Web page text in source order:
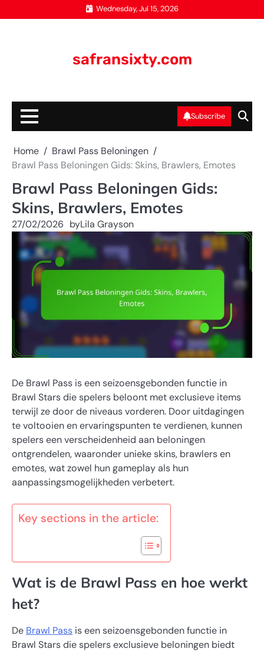
to
Wednesday, Jul 15, 2026
safransixty.com
Subscribe
Home
Brawl Pass Beloningen
Brawl Pass Beloningen Gids: Skins, Brawlers, Emotes
Brawl Pass Beloningen Gids:
Skins, Brawlers, Emotes
27/02/2026 byLila Grayson
De Brawl Pass is een seizoensgebonden functie in
Brawl Stars die spelers beloont met exclusieve items
terwijl ze door de niveaus vorderen. Door uitdagingen
te voltooien en ervaringspunten te verdienen, kunnen
spelers een verscheidenheid aan beloningen
ontgrendelen, waaronder unieke skins, brawlers en
emotes, wat zowel hun gameplay als hun
aanpassingsmogelijkheden verbetert.
Key sections in the article:
Wat is de Brawl Pass en hoe werkt
het?
De Brawl Pass is een seizoensgebonden functie in
Brawl Stars die spelers exclusieve beloningen biedt